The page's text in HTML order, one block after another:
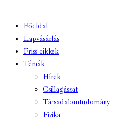
Főoldal
Lapvásárlás
Friss cikkek
Témák
Hírek
Csillagászat
Társadalomtudomány
Fizika